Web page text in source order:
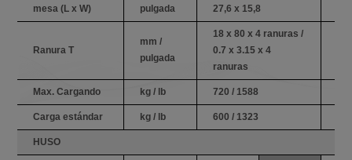
mesa (L x W)
pulgada
27,6 x 15,8
Ranura T
mm /
pulgada
18 x 80 x 4 ranuras /
0.7 x 3.15 x 4
ranuras
Max. Cargando kg / lb 720 / 1588
Carga estándar kg / lb 600 / 1323
HUSO